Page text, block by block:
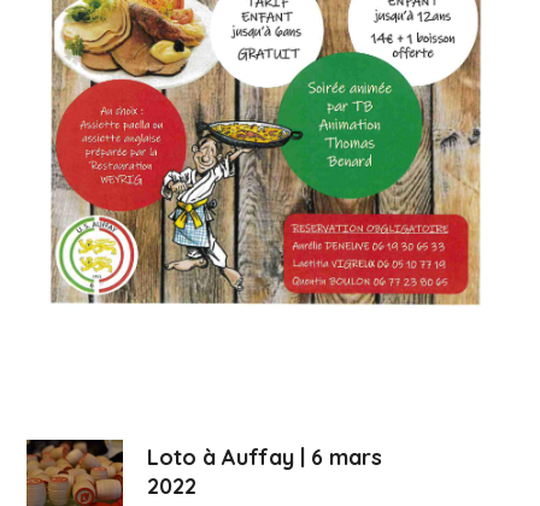
Loto à Auffay | 6 mars
2022